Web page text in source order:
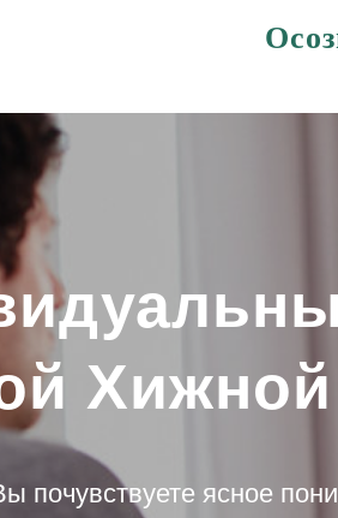
Хижной
почувствуете ясное